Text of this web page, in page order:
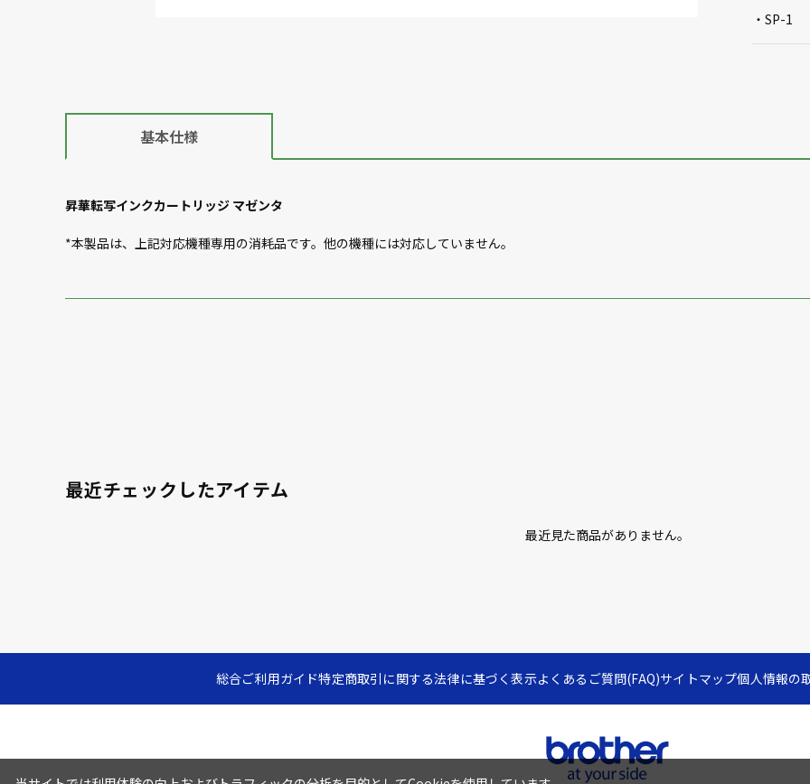
SP-1
基本仕様
昇華転写インクカートリッジ マゼンタ
*本製品は、上記対応機種専用の消耗品です。他の機種には対応していません。
最近チェックしたアイテム
最近見た商品がありません。
総合ご利用ガイド特定商取引に関する法律に基づく表示よくあるご質問(FAQ)サイトマップ個人情報の